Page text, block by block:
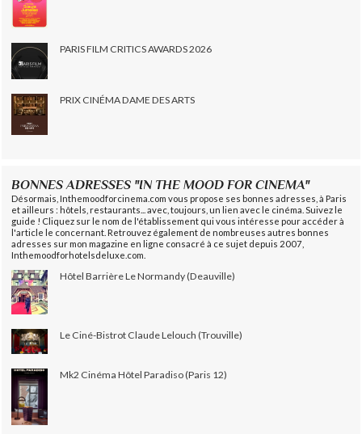
PARIS FILM CRITICS AWARDS 2026
PRIX CINÉMA DAME DES ARTS
BONNES ADRESSES "IN THE MOOD FOR CINEMA"
Désormais, Inthemoodforcinema.com vous propose ses bonnes adresses, à Paris
et ailleurs : hôtels, restaurants... avec, toujours, un lien avec le cinéma. Suivez le
guide ! Cliquez sur le nom de l'établissement qui vous intéresse pour accéder à
l'article le concernant. Retrouvez également de nombreuses autres bonnes
adresses sur mon magazine en ligne consacré à ce sujet depuis 2007,
Inthemoodforhotelsdeluxe.com.
Hôtel Barrière Le Normandy (Deauville)
Le Ciné-Bistrot Claude Lelouch (Trouville)
Mk2 Cinéma Hôtel Paradiso (Paris 12)